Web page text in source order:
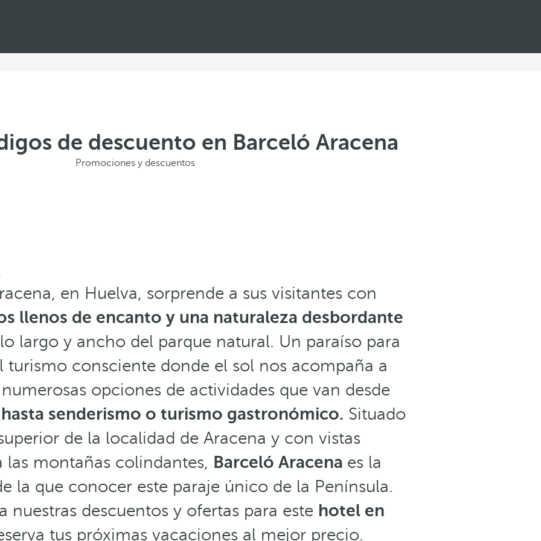
de descuento en Barceló Aracena
Promociones y descuentos
en Huelva, sorprende a sus visitantes con
llenos de encanto y una naturaleza desbordante
largo y ancho del parque natural. Un paraíso para
turismo consciente donde el sol nos acompaña a
opciones de actividades que van desde
senderismo o turismo gastronómico. Situado
de la localidad de Aracena y con vistas
las montañas colindantes, Barceló Aracena es la
la que conocer este paraje único de la Península.
nuestras descuentos y ofertas para este hotel en
tus próximas vacaciones al mejor precio.